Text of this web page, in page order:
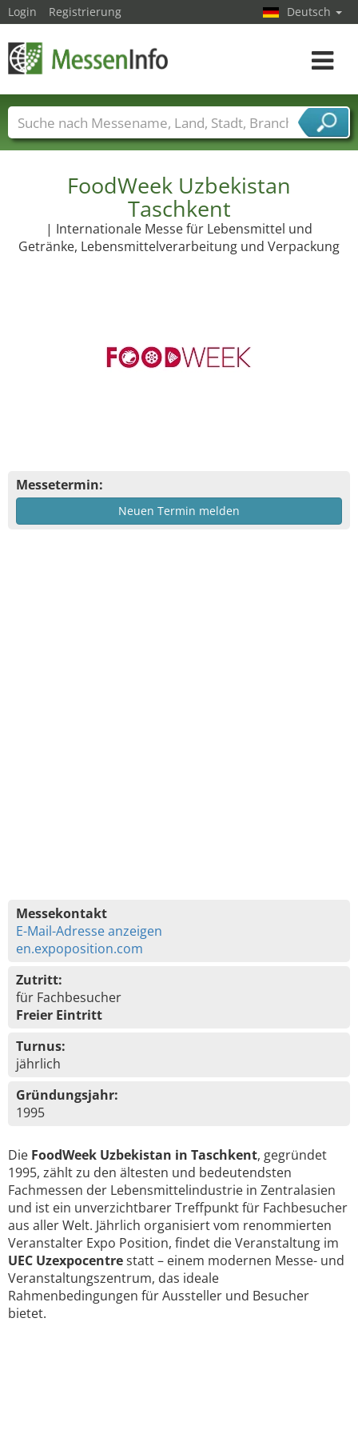
FoodWeek Uzbekistan
Taschkent
| Internationale Messe für Lebensmittel und
Getränke, Lebensmittelverarbeitung und Verpackung
Messetermin:
Neuen Termin melden
Messekontakt
E-Mail-Adresse anzeigen
en.expoposition.com
Zutritt:
für Fachbesucher
Freier Eintritt
Turnus:
jährlich
Gründungsjahr:
1995
Die FoodWeek Uzbekistan in Taschkent, gegründet
1995, zählt zu den ältesten und bedeutendsten
Fachmessen der Lebensmittelindustrie in Zentralasien
und ist ein unverzichtbarer Treffpunkt für Fachbesucher
aus aller Welt. Jährlich organisiert vom renommierten
Veranstalter Expo Position, findet die Veranstaltung im
UEC Uzexpocentrestatt – einem modernen Messe- und
Veranstaltungszentrum, das ideale
Rahmenbedingungen für Aussteller und Besucher
bietet.
Login Registrierung Deutsch
Toggle
Messenamen Länder Städte
Branchen